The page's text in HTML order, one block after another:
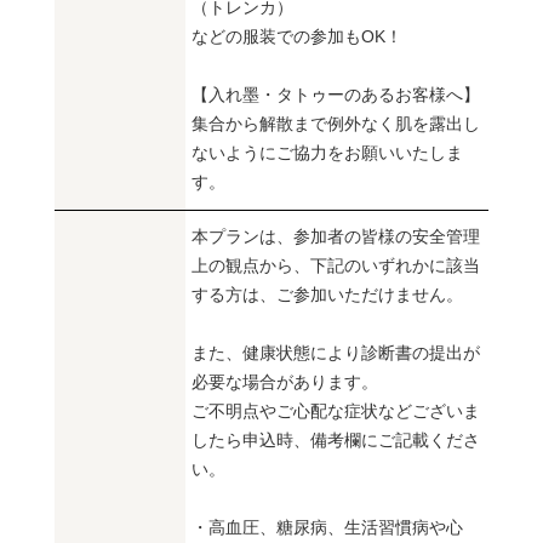
（トレンカ）
などの服装での参加もOK！
【入れ墨・タトゥーのあるお客様へ】
集合から解散まで例外なく肌を露出し
ないようにご協力をお願いいたしま
す。
本プランは、参加者の皆様の安全管理
上の観点から、下記のいずれかに該当
する方は、ご参加いただけません。
また、健康状態により診断書の提出が
必要な場合があります。
ご不明点やご心配な症状などございま
したら申込時、備考欄にご記載くださ
い。
・高血圧、糖尿病、生活習慣病や心